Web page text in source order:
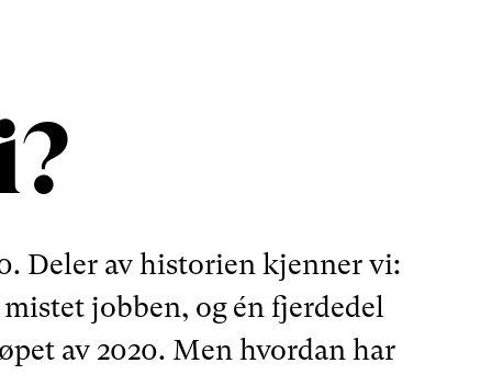
Deler av historien kjenner vi:
jobben, og én fjerdedel
av 2020. Men hvordan har